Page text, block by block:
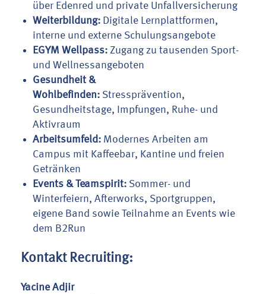
über Edenred und private Unfallversicherung
Weiterbildung: Digitale Lernplattformen,
interne und externe Schulungsangebote
EGYM Wellpass: Zugang zu tausenden Sport-
und Wellnessangeboten
Gesundheit &
Wohlbefinden: Stressprävention,
Gesundheitstage, Impfungen, Ruhe- und
Aktivraum
Arbeitsumfeld: Modernes Arbeiten am
Campus mit Kaffeebar, Kantine und freien
Getränken
Events & Teamspirit: Sommer- und
Winterfeiern, Afterworks, Sportgruppen,
eigene Band sowie Teilnahme an Events wie
dem B2Run
Kontakt Recruiting:
Yacine Adjir